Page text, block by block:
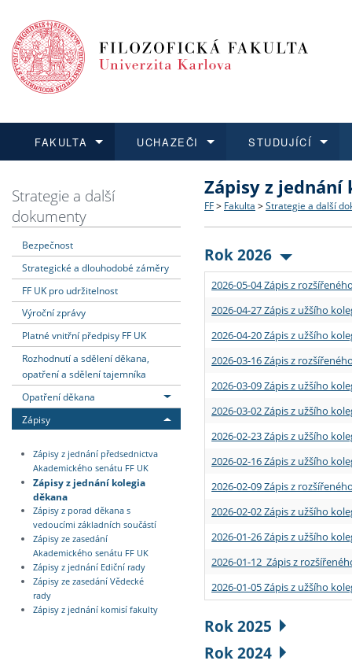
FAKULTA
Dozvědět se více
Struktura a historie
Strategie a další
Podpora a benefity pro
Absolventi fakulty
UCHAZEČI
Podat přihlášku
Co studovat a jak se
Učitelské studijní
Informace k průběhu
STUDUJÍCÍ
Dozvědět se více
Bakalářské a magisterské
Doktorské studium
Rigorózní řízení
Dozvědět se více
O vědě a výzkumu na FF
Akademické kvalifikace
Granty a projekty
Dozvědět se více
Aktuální nabídky a
Vyjíždějící studenti
Přijíždějící studenti
Vyjíždějící zaměstnanci
Strategie a další
dokumenty
Bezpečnost
Strategické a dlouhodobé záměry
FF UK pro udržitelnost
Výroční zprávy
Platné vnitřní předpisy FF UK
Rozhodnutí a sdělení děkana,
opatření a sdělení tajemníka
Opatření děkana
Zápisy
Zápisy z jednání předsednictva
Akademického senátu FF UK
Zápisy z jednání kolegia
děkana
Zápisy z porad děkana s
vedoucími základních součástí
Zápisy ze zasedání
Akademického senátu FF UK
Zápisy z jednání Ediční rady
Zápisy ze zasedání Vědecké
rady
Zápisy z jednání komisí fakulty
Zápisy z jednání
FF > Fakulta > Strategie a další
Rok 2026
2026-05-04 Zápis z
2026-04-27 Zápis z užšího
2026-04-20 Zápis z užšího
2026-03-16 Zápis z
2026-03-09 Zápis z užšího
2026-03-02 Zápis z užšího
2026-02-23 Zápis z užšího
2026-02-16 Zápis z užšího
2026-02-09 Zápis z
2026-02-02 Zápis z užšího
2026-01-26 Zápis z užšího
2026-01-12 Zápis z
2026-01-05 Zápis z užšího
Rok 2025
Rok 2024